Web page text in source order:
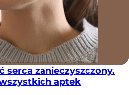
serca zanieczyszczony.
aptek